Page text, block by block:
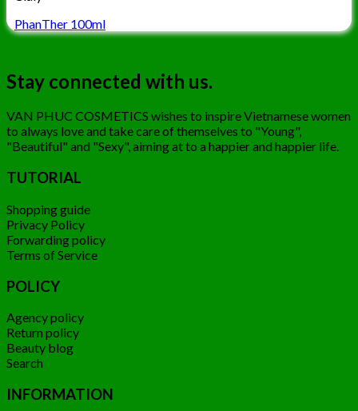
PhanTher 100ml
Stay connected with us.
VAN PHUC COSMETICS wishes to inspire Vietnamese women
to always love and take care of themselves to "Young",
"Beautiful" and "Sexy", aiming at to a happier and happier life.
TUTORIAL
Shopping guide
Privacy Policy
Forwarding policy
Terms of Service
POLICY
Agency policy
Return policy
Beauty blog
Search
INFORMATION